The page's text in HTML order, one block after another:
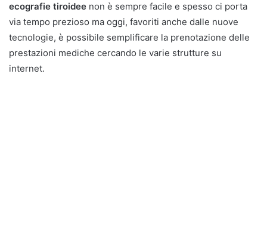
ecografie tiroidee non è sempre facile e spesso ci porta
via tempo prezioso ma oggi, favoriti anche dalle nuove
tecnologie, è possibile semplificare la prenotazione delle
prestazioni mediche cercando le varie strutture su
internet.